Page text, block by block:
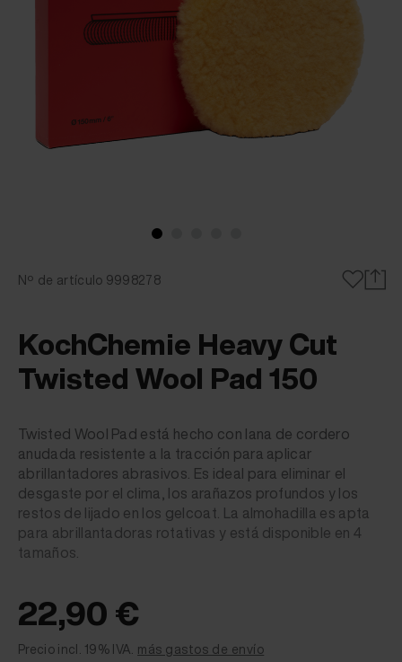
Nº de artículo 9998278
KochChemie Heavy Cut
Twisted Wool Pad 150
Twisted Wool Pad está hecho con lana de cordero
anudada resistente a la tracción para aplicar
abrillantadores abrasivos. Es ideal para eliminar el
desgaste por el clima, los arañazos profundos y los
restos de lijado en los gelcoat. La almohadilla es apta
para abrillantadoras rotativas y está disponible en 4
tamaños.
22,90 €
Precio incl. 19% IVA. más gastos de envío